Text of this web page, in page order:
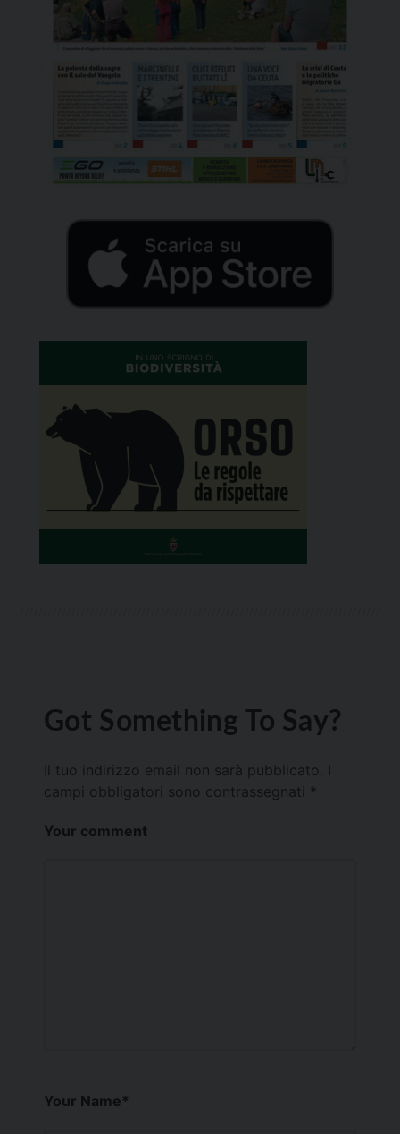
Got Something To Say?
Il tuo indirizzo email non sarà pubblicato.
campi obbligatori sono contrassegnati *
Your comment
Your Name*